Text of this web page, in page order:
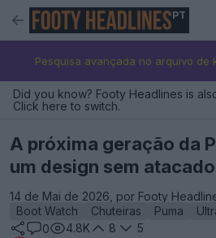
PT
Pesquisa avançada no arquivo de
Did you know? Footy Headlines is
Click here to switch.
A próxima geração da
um design sem
14 de Mai de 2026, por Footy
Boot Watch
Chuteiras Puma
0
4.8K 8
5